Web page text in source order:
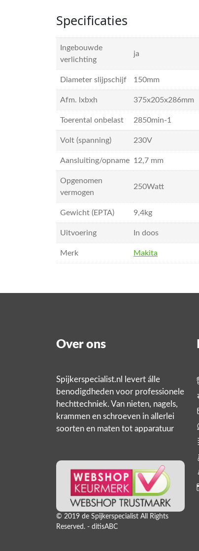
Specificaties
Ingebouwde
verlichting
ja
Diameter slijpschijf 150mm
Afm. lxbxh 375x205x286mm
Toerental onbelast 2850min-1
Volt (spanning) 230V
Aansluiting/opname 12,7 mm
Opgenomen
vermogen
250Watt
Gewicht (EPTA) 9,4kg
Uitvoering In doos
Merk Makita
Over ons
Spijkerspecialist.nl levert álle
benodigdheden voor professionele
hechttechniek. Van nieten, nagels,
krammen en schroeven in allerlei
soorten en maten tot apparatuur
producten,
© 2019 de Spijkerspecialist All Rights
Reserved. - ditisABC